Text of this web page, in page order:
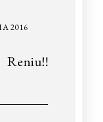
2016